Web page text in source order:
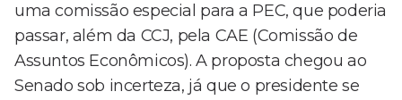
uma comissão especial para a PEC, que poderia
passar, além da CCJ, pela CAE (Comissão de
Assuntos Econômicos). A proposta chegou ao
Senado sob incerteza, já que o presidente se